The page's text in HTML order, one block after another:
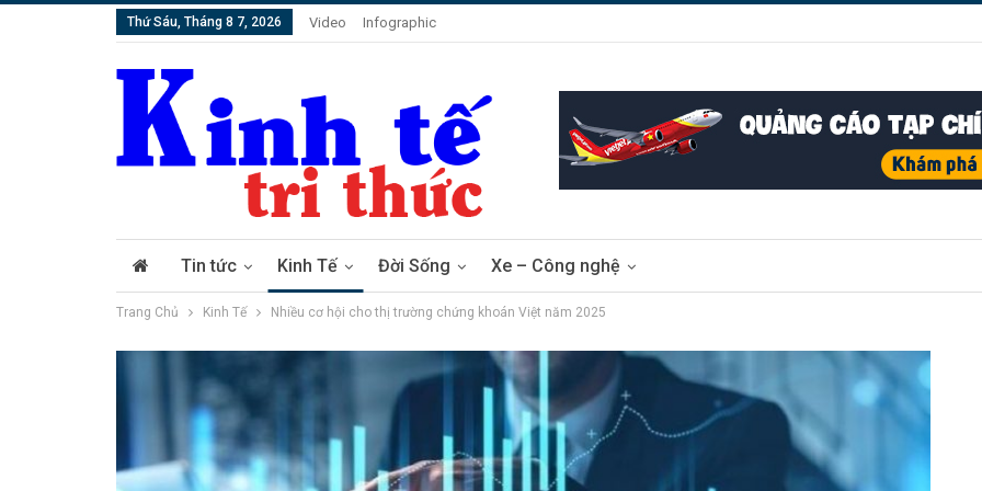
Thứ Sáu, Tháng 8 7, 2026 Video Infographic
Tin tức Kinh Tế Đời Sống Xe – Công nghệ
Trang Chủ Kinh Tế Nhiều cơ hội cho thị trường chứng khoán Việt năm 2025